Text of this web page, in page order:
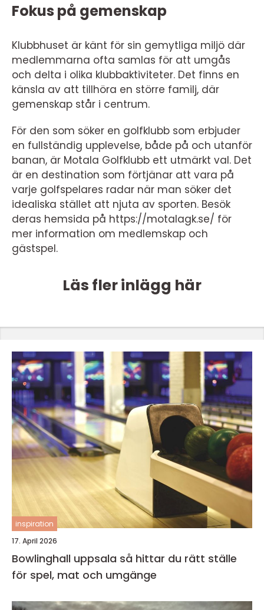
Fokus på gemenskap
Klubbhuset är känt för sin gemytliga miljö där
medlemmarna ofta samlas för att umgås
och delta i olika klubbaktiviteter. Det finns en
känsla av att tillhöra en större familj, där
gemenskap står i centrum.
För den som söker en golfklubb som erbjuder
en fullständig upplevelse, både på och utanför
banan, är Motala Golfklubb ett utmärkt val. Det
är en destination som förtjänar att vara på
varje golfspelares radar när man söker det
idealiska stället att njuta av sporten. Besök
deras hemsida på https://motalagk.se/ för
mer information om medlemskap och
gästspel.
Läs fler inlägg här
inspiration
17. April 2026
Bowlinghall uppsala så hittar du rätt ställe
för spel, mat och umgänge